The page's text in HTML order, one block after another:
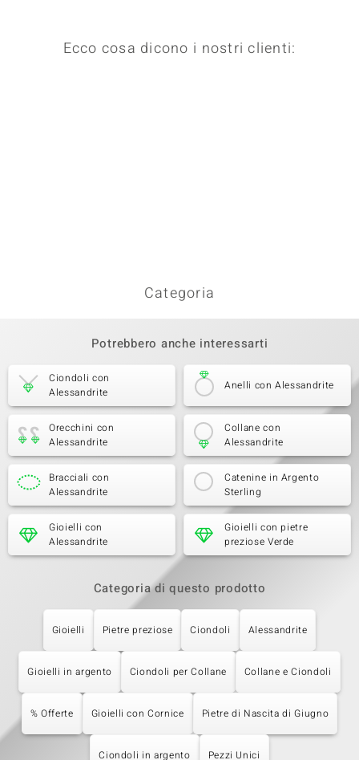
Ecco cosa dicono i nostri clienti:
Categoria
Potrebbero anche interessarti
Ciondoli con
Alessandrite
Anelli con Alessandrite
Orecchini con
Alessandrite
Collane con
Alessandrite
Bracciali con
Alessandrite
Catenine in Argento
Sterling
Gioielli con
Alessandrite
Gioielli con pietre
preziose Verde
Categoria di questo prodotto
Gioielli Pietre preziose Ciondoli Alessandrite
Gioielli in argento Ciondoli per Collane Collane e Ciondoli
% Offerte Gioielli con Cornice Pietre di Nascita di Giugno
Ciondoli in argento Pezzi Unici